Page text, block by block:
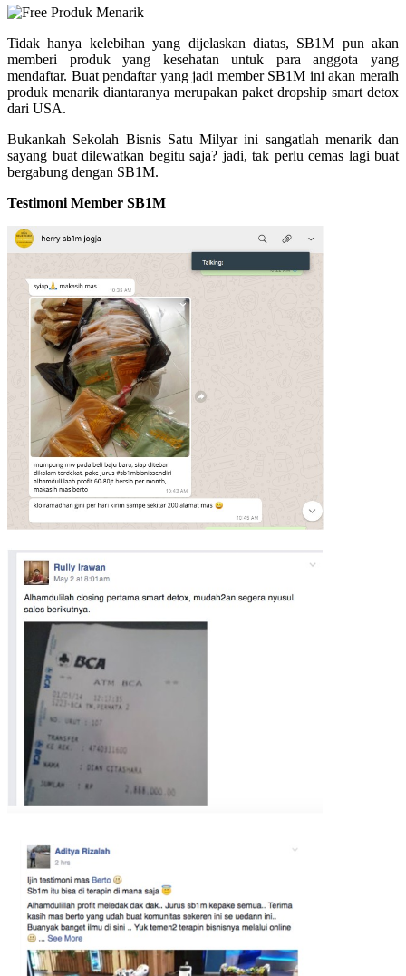
Tidak hanya kelebihan yang dijelaskan diatas, SB1M pun akan
memberi produk yang kesehatan untuk para anggota yang
mendaftar. Buat pendaftar yang jadi member SB1M ini akan meraih
produk menarik diantaranya merupakan paket dropship smart detox
dari USA.
Bukankah Sekolah Bisnis Satu Milyar ini sangatlah menarik dan
sayang buat dilewatkan begitu saja? jadi, tak perlu cemas lagi buat
bergabung dengan SB1M.
Testimoni Member SB1M